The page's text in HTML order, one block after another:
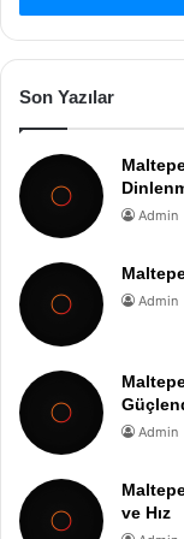
Son Yazılar
Admin
Admin
Admin
ve Hız